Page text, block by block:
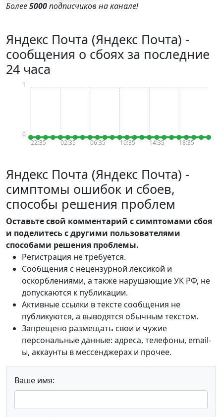
Более5000подписчиков на канале!
Яндекс Почта (Яндекс Почта) -
сообщения о сбоях за последние
24 часа
22:35 02:35 06:35 10:35 14:35 18:35
0
1
Яндекс Почта (Яндекс Почта) -
симптомы ошибок и сбоев,
способы решения проблем
Оставьте свой комментарий с симптомами сбоя
и поделитесь с другими пользователями
способами решения проблемы.
Регистрация не требуется.
Сообщения с нецензурной лексикой и
оскорблениями, а также нарушающие УК РФ, не
допускаются к публикации.
Активные ссылки в тексте сообщения не
публикуются, а выводятся обычным текстом.
Запрещено размещать свои и чужие
персональные данные: адреса, телефоны, email-
ы, аккаунты в мессенджерах и прочее.
Ваше имя: